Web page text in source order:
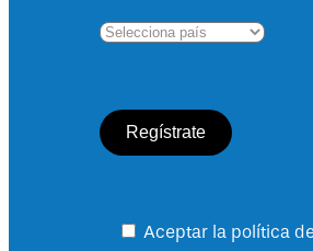
Aceptar la política